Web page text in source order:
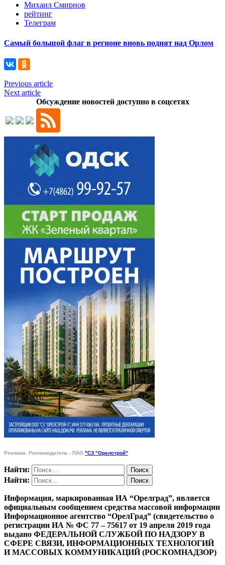
Михаил Смирнов
рейтинг
Телеграм
Самый большой флаг в регионе вновь поднят над Орлом
Previous article
Next article
Обсуждение новостей доступно в соцсетях
Реклама. Рекламодатель - ПАО "СЗ "Орелстрой"
Найти:
Найти:
Информация, маркированная ИА “Орелград”, является
официальным сообщением средства массовой информации
Информационное агентство “ОрелГрад” (свидетельство о
регистрации ИА № ФС 77 – 75617 от 19 апреля 2019 года
выдано ФЕДЕРАЛЬНОЙ СЛУЖБОЙ ПО НАДЗОРУ В
СФЕРЕ СВЯЗИ, ИНФОРМАЦИОННЫХ ТЕХНОЛОГИЙ
И МАССОВЫХ КОММУНИКАЦИЙ (РОСКОМНАДЗОР)